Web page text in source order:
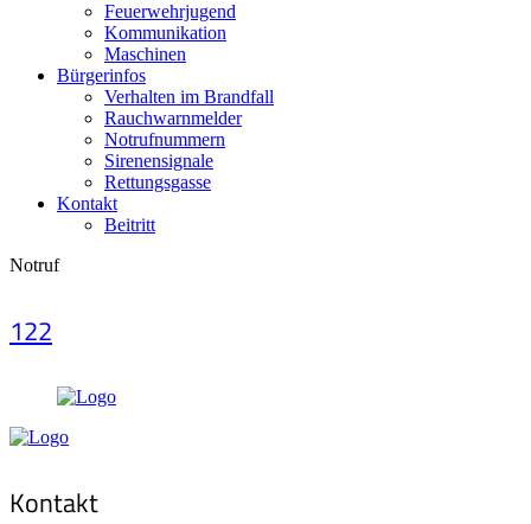
Feuerwehrjugend
Kommunikation
Maschinen
Bürgerinfos
Verhalten im Brandfall
Rauchwarnmelder
Notrufnummern
Sirenensignale
Rettungsgasse
Kontakt
Beitritt
Notruf
122
Kontakt